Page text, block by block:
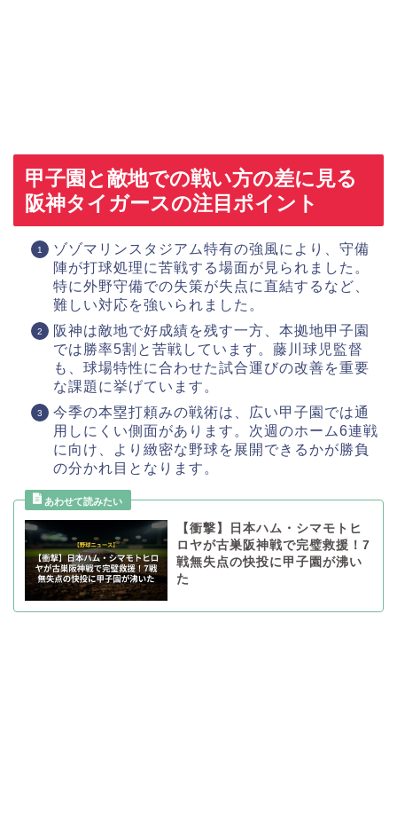
甲子園と敵地での戦い方の差に見る
阪神タイガースの注目ポイント
ゾゾマリンスタジアム特有の強風により、守備
陣が打球処理に苦戦する場面が見られました。
特に外野守備での失策が失点に直結するなど、
難しい対応を強いられました。
阪神は敵地で好成績を残す一方、本拠地甲子園
では勝率5割と苦戦しています。藤川球児監督
も、球場特性に合わせた試合運びの改善を重要
な課題に挙げています。
今季の本塁打頼みの戦術は、広い甲子園では通
用しにくい側面があります。次週のホーム6連戦
に向け、より緻密な野球を展開できるかが勝負
の分かれ目となります。
【衝撃】日本ハム・シマモトヒ
ロヤが古巣阪神戦で完璧救援！7
戦無失点の快投に甲子園が沸い
た